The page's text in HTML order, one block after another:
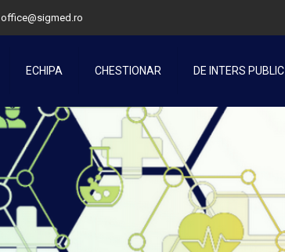
office@sigmed.ro
ECHIPA CHESTIONAR DE INTERS PUBLIC